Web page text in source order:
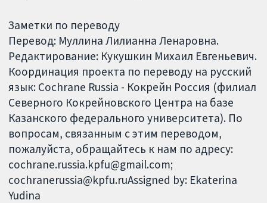
Заметки по переводу
Перевод: Муллина Лилианна Ленаровна.
Редактирование: Кукушкин Михаил Евгеньевич.
Координация проекта по переводу на русский
язык: Cochrane Russia - Кокрейн Россия (филиал
Северного Кокрейновского Центра на базе
Казанского федерального университета). По
вопросам, связанным с этим переводом,
пожалуйста, обращайтесь к нам по адресу:
cochrane.russia.kpfu@gmail.com;
cochranerussia@kpfu.ruAssigned by: Ekaterina
Yudina